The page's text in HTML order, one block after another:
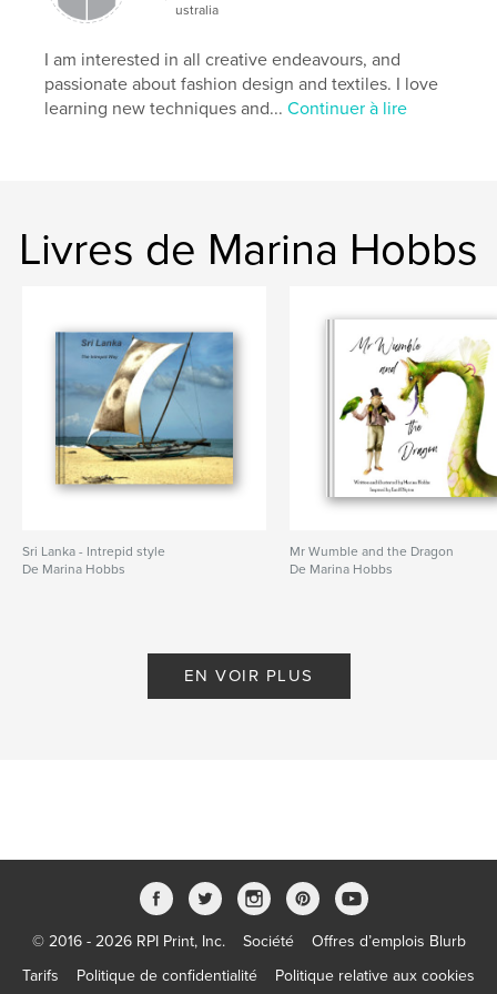
ustralia
I am interested in all creative endeavours, and
passionate about fashion design and textiles. I love
learning new techniques and...Continuer à lire
Livres de Marina Hobbs
Sri Lanka - Intrepid style
De Marina Hobbs
Mr Wumble and the Dragon
De Marina Hobbs
EN VOIR PLUS
© 2016 - 2026 RPI Print, Inc. Société
Offres d’emplois Blurb
Tarifs
Politique de confidentialité
Politique relative aux cookies